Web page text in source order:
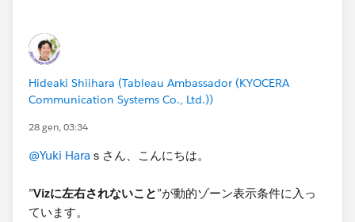
Hideaki Shiihara (Tableau Ambassador (KYOCERA
Communication Systems Co., Ltd.))
28 gen, 03:34
@Yuki Hara ｓさん、こんにちは。
”Vizに左右されないこと”が動的ゾーン表示条件に入っ
ています。